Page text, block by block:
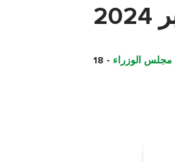
مجلس الوزراء -